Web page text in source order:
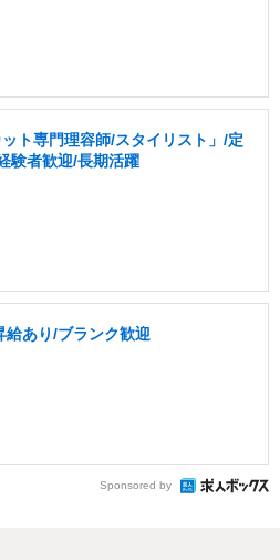
ト専門理容師/スタイリスト」/定
験者歓迎/長期活躍
給あり/ブランク歓迎
Sponsored by